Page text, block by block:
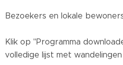
Bezoekers en lokale
Klik op "Programma
volledige lijst met